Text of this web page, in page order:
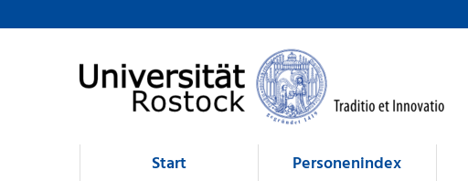
Browsen
direkt zum Inhalt
Start Personenindex